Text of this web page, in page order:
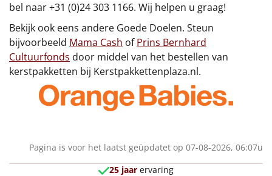
Borrelplank
Warmtekussen
NIEUW
Slowcooker POPULAIR
Noodradio NIEUW
Alle artikelen
bel naar +31 (0)24 303 1166. Wij helpen u graag!
Bekijk ook eens andere Goede Doelen. Steun
bijvoorbeeld Mama Cash ofPrins Bernhard
Cultuurfonds door middel van het bestellen van
kerstpakketten bij Kerstpakkettenplaza.nl.
Pagina is voor het laatst geüpdatet op 07-08-2026, 06:07u
25 jaar ervaring